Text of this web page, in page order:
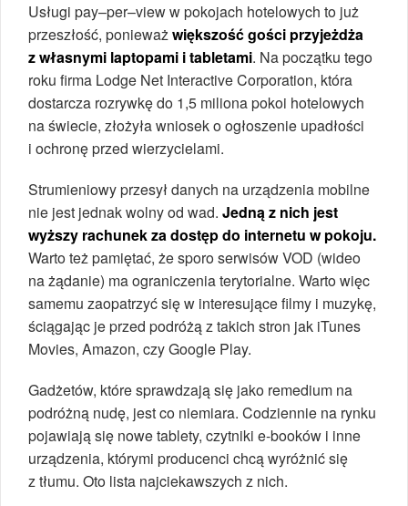
Usługi pay–per–view w pokojach hotelowych to już
przeszłość, ponieważwiększość gości przyjeżdża
z własnymi laptopami i tabletami. Na początku tego
roku firma Lodge Net Interactive Corporation, która
dostarcza rozrywkę do 1,5 miliona pokoi hotelowych
na świecie, złożyła wniosek o ogłoszenie upadłości
i ochronę przed wierzycielami.
Strumieniowy przesył danych na urządzenia mobilne
nie jest jednak wolny od wad. Jedną z nich jest
wyższy rachunek za dostęp do internetu w pokoju.
Warto też pamiętać, że sporo serwisów VOD (wideo
na żądanie) ma ograniczenia terytorialne. Warto więc
samemu zaopatrzyć się w interesujące filmy i muzykę,
ściągając je przed podróżą z takich stron jak iTunes
Movies, Amazon, czy Google Play.
Gadżetów, które sprawdzają się jako remedium na
podróżną nudę, jest co niemiara. Codziennie na rynku
pojawiają się nowe tablety, czytniki e-booków i inne
urządzenia, którymi producenci chcą wyróżnić się
z tłumu. Oto lista najciekawszych z nich.